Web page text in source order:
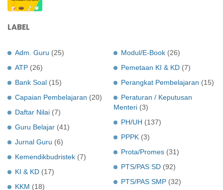
LABEL
Adm. Guru (25)
ATP (26)
Bank Soal (15)
Capaian Pembelajaran (20)
Daftar Nilai (7)
Guru Belajar (41)
Jurnal Guru (6)
Kemendikbudristek (7)
KI & KD (17)
KKM (18)
Modul/E-Book (26)
Pemetaan KI & KD (7)
Perangkat Pembelajaran (15)
Peraturan / Keputusan
Menteri (3)
PH/UH (137)
PPPK (3)
Prota/Promes (31)
PTS/PAS SD (92)
PTS/PAS SMP (32)